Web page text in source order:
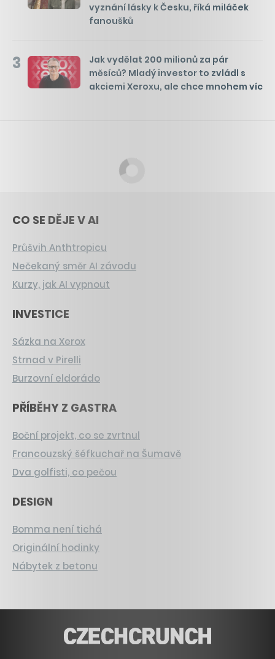
vyznání lásky k Česku, říká miláček
fanoušků
3
Jak vydělat 200 milionů za pár
měsíců? Mladý investor to zvládl s
akciemi Xeroxu, ale chce mnohem víc
CO SE DĚJE V AI
Průšvih Anthtropicu
Nečekaný směr AI závodu
Kurzy, jak AI vypnout
INVESTICE
Sázka na Xerox
Strnad v Pirelli
Burzovní eldorádo
PŘÍBĚHY Z GASTRA
Boční projekt, co se zvrtnul
Francouzský šéfkuchař na Šumavě
Dva golfisti, co pečou
DESIGN
Bomma není tichá
Originální hodinky
Nábytek z betonu